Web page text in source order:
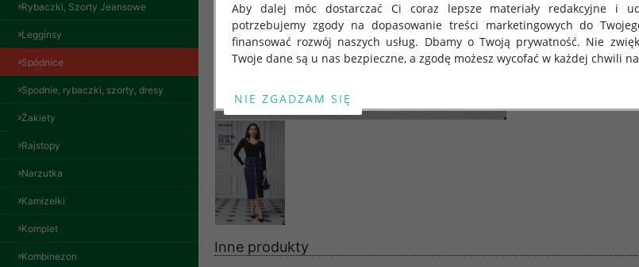
Rybaczki, Szorty Jeansowe
Legginsy
Spódnice
Spodnie, rybaczki, szorty, dresy
Żakiety
Rajstopy
Narzutka
Kamizelki
Komplet
Kombinezon
Bluzy damskie Roz
L-3XL. 1 kolor.
54.00 zł Inne produkty
Aby dalej móc dostarczać Ci coraz lepsze materiały redakcyjne i
potrzebujemy zgody na dopasowanie treści marketingowych do
finansować rozwój naszych usług. Dbamy o Twoją prywatność. Nie
Twoje dane są u nas bezpieczne, a zgodę możesz wycofać w każdej chwili
Od 25 maja 2018 roku obowiązuje Rozporządzenie Parlamentu
kwietnia 2016 r. w sprawie ochrony osób fizycznych w związku z
swobodnego przepływu takich danych oraz uchylenia dyrektywy 95/46/WE
"GDPR" lub "Ogólne Rozporządzenie o Ochronie Danych"). W związku z
przetwarzaniu Twoich danych oraz zasadach, na jakich odbywa się to
znajdziesz podstawowe informacje na ten temat.
Potrzebujemy na to Twojej zgody.
Jeżeli klikniesz przycisk „Przejdź dalej” lub zamkniesz to okno, to wyrazisz
GROUP Sp. z o.o.